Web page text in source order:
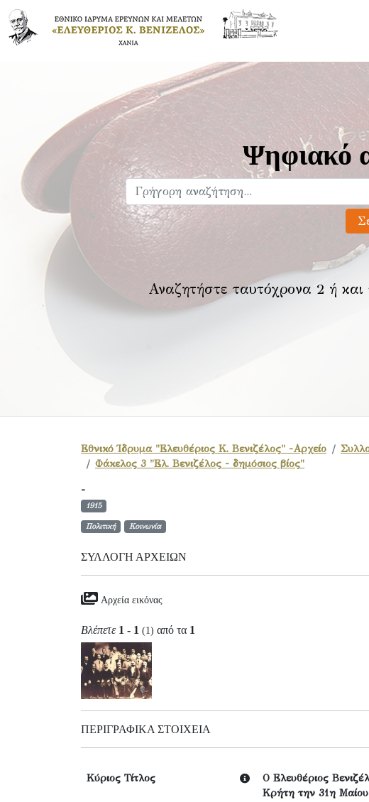
Ψηφιακό
Αναζητήστε ταυτόχρονα 2 ή
Εθνικό Ίδρυμα "Ελευθέριος Κ. Βενιζέλος" -Αρχείο
Φάκελος 3 "Ελ. Βενιζέλος - δημόσιος βίος"
-
1915
Πολιτική Κοινωνία
ΣΥΛΛΟΓΉ ΑΡΧΕΊΩΝ
Αρχεία εικόνας
Βλέπετε 1 - 1 (1) από τα 1
ΠΕΡΙΓΡΑΦΙΚΆ ΣΤΟΙΧΕΊΑ
Κύριος Τίτλος
Ο Ελευθέριος
Κρήτη την 31η